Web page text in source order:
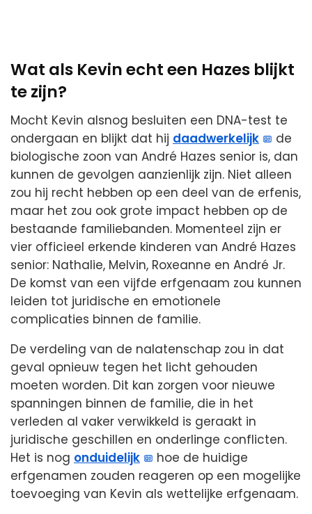
Wat als Kevin echt een Hazes blijkt
te zijn?
Mocht Kevin alsnog besluiten een DNA-test te
ondergaan en blijkt dat hij daadwerkelijk
de
biologische zoon van André Hazes senior is, dan
kunnen de gevolgen aanzienlijk zijn. Niet alleen
zou hij recht hebben op een deel van de erfenis,
maar het zou ook grote impact hebben op de
bestaande familiebanden. Momenteel zijn er
vier officieel erkende kinderen van André Hazes
senior: Nathalie, Melvin, Roxeanne en André Jr.
De komst van een vijfde erfgenaam zou kunnen
leiden tot juridische en emotionele
complicaties binnen de familie.
De verdeling van de nalatenschap zou in dat
geval opnieuw tegen het licht gehouden
moeten worden. Dit kan zorgen voor nieuwe
spanningen binnen de familie, die in het
verleden al vaker verwikkeld is geraakt in
juridische geschillen en onderlinge conflicten.
Het is nog onduidelijk
hoe de huidige
erfgenamen zouden reageren op een mogelijke
toevoeging van Kevin als wettelijke erfgenaam.